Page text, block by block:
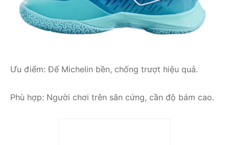
Ưu điểm: Đế Michelin bền, chống trượt hiệu quả.
Phù hợp: Người chơi trên sân cứng, cần độ bám cao.